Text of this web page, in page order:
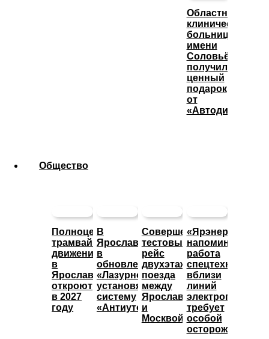
Областная
клиническая
больница
имени
Соловьёва
получила
ценный
подарок
от
«Автодизеля»
Общество
Полноценное
трамвайное
движение
в
Ярославле
откроют
в 2027
году
В
Ярославле
в
обновленном
«Лазурном»
установят
систему
«Антиутоп»
Совершен
тестовый
рейс
двухэтажного
поезда
между
Ярославлем
и
Москвой
«Ярэнерго»
напоминает:
работа
спецтехники
вблизи
линий
требует
особой
осторожности